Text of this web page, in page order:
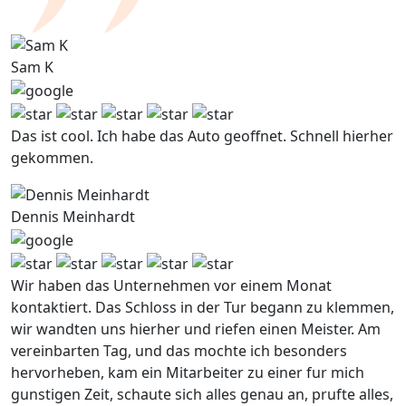
Sam K
Das ist cool. Ich habe das Auto geoffnet. Schnell hierher
gekommen.
Dennis Meinhardt
Wir haben das Unternehmen vor einem Monat
kontaktiert. Das Schloss in der Tur begann zu klemmen,
wir wandten uns hierher und riefen einen Meister. Am
vereinbarten Tag, und das mochte ich besonders
hervorheben, kam ein Mitarbeiter zu einer fur mich
gunstigen Zeit, schaute sich alles genau an, prufte alles,